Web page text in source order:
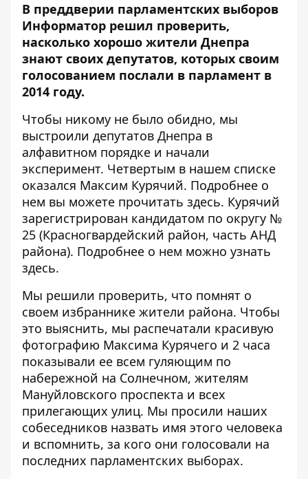
В преддверии парламентских выборов
Информатор решил проверить,
насколько хорошо жители Днепра
знают своих депутатов, которых своим
голосованием послали в парламент в
2014 году.
Чтобы никому не было обидно, мы
выстроили депутатов Днепра в
алфавитном порядке и начали
эксперимент. Четвертым в нашем списке
оказался Максим Курячий. Подробнее о
нем вы можете прочитать здесь. Курячий
зарегистрирован кандидатом по округу №
25 (Красногвардейский район, часть АНД
района). Подробнее о нем можно узнать
здесь.
Мы решили проверить, что помнят о
своем избраннике жители района. Чтобы
это выяснить, мы распечатали красивую
фотографию Максима Курячего и 2 часа
показывали ее всем гуляющим по
набережной на Солнечном, жителям
Мануйловского проспекта и всех
прилегающих улиц. Мы просили наших
собеседников назвать имя этого человека
и вспомнить, за кого они голосовали на
последних парламентских выборах.